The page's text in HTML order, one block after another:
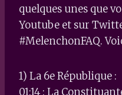
quelques unes que
Youtube et sur
#MelenchonFAQ.
1) La 6e République :
01:14 : La